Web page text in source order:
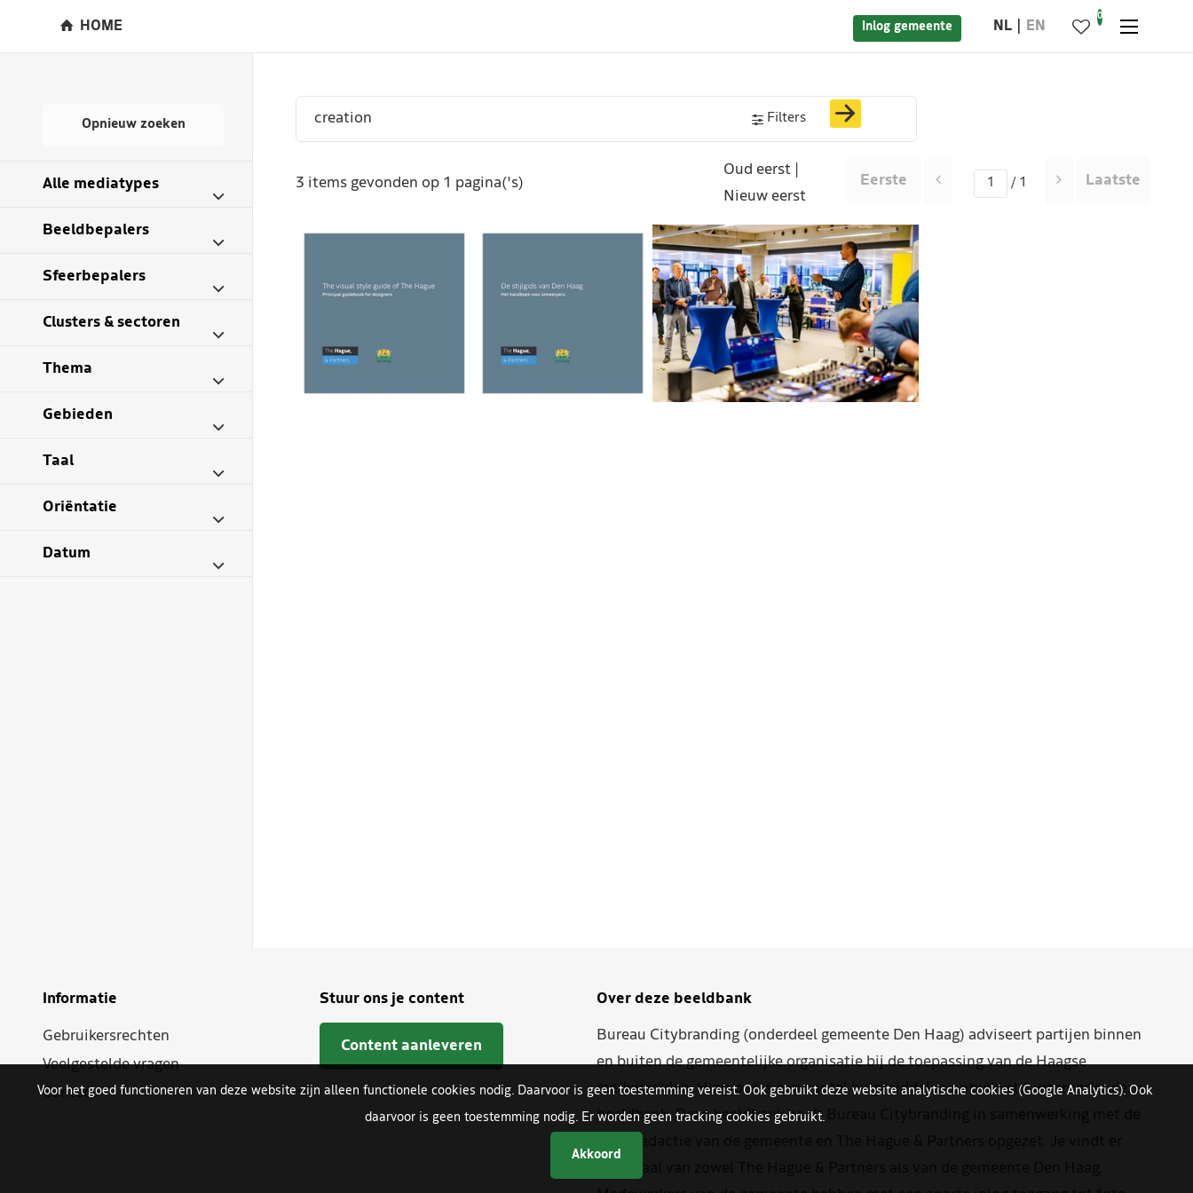
HOME Inlog gemeente NL EN
0
Opnieuw zoeken
Alle mediatypes
Beeldbepalers
Sfeerbepalers
Clusters & sectoren
Thema
Gebieden
Taal
Oriëntatie
Datum
Filters
3 items gevonden op 1 pagina('s)
Oud eerst|
Nieuw eerst
Eerste / 1 Laatste
Informatie
Gebruikersrechten
Veelgestelde vragen
Contact
Stuur ons je content
Content aanleveren
Over deze beeldbank
Bureau Citybranding (onderdeel gemeente Den Haag) adviseert partijen binnen
en buiten de gemeentelijke organisatie bij de toepassing van de Haagse
merkwaarden. Hiervoor is een aantal hulpmiddelen ontwikkeld, waaronder deze
beeldbank. Deze beeldbank heeft Bureau Citybranding in samenwerking met de
Voor het goed functioneren van deze website zijn alleen functionele cookies nodig. Daarvoor is geen toestemming vereist. Ook gebruikt deze website analytische cookies (Google Analytics). Ook
daarvoor is geen toestemming nodig. Er worden geen tracking cookies gebruikt.
Akkoord